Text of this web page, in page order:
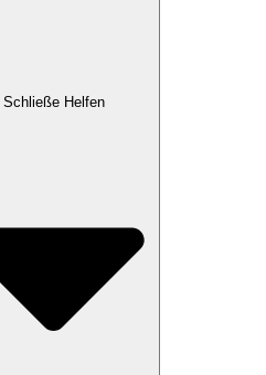
Schließe Helfen